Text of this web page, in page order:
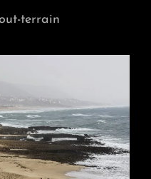
terrain